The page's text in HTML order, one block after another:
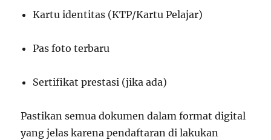
Kartu identitas (KTP/Kartu Pelajar)
Pas foto terbaru
Sertifikat prestasi (jika ada)
Pastikan semua dokumen dalam format digital
yang jelas karena pendaftaran di lakukan